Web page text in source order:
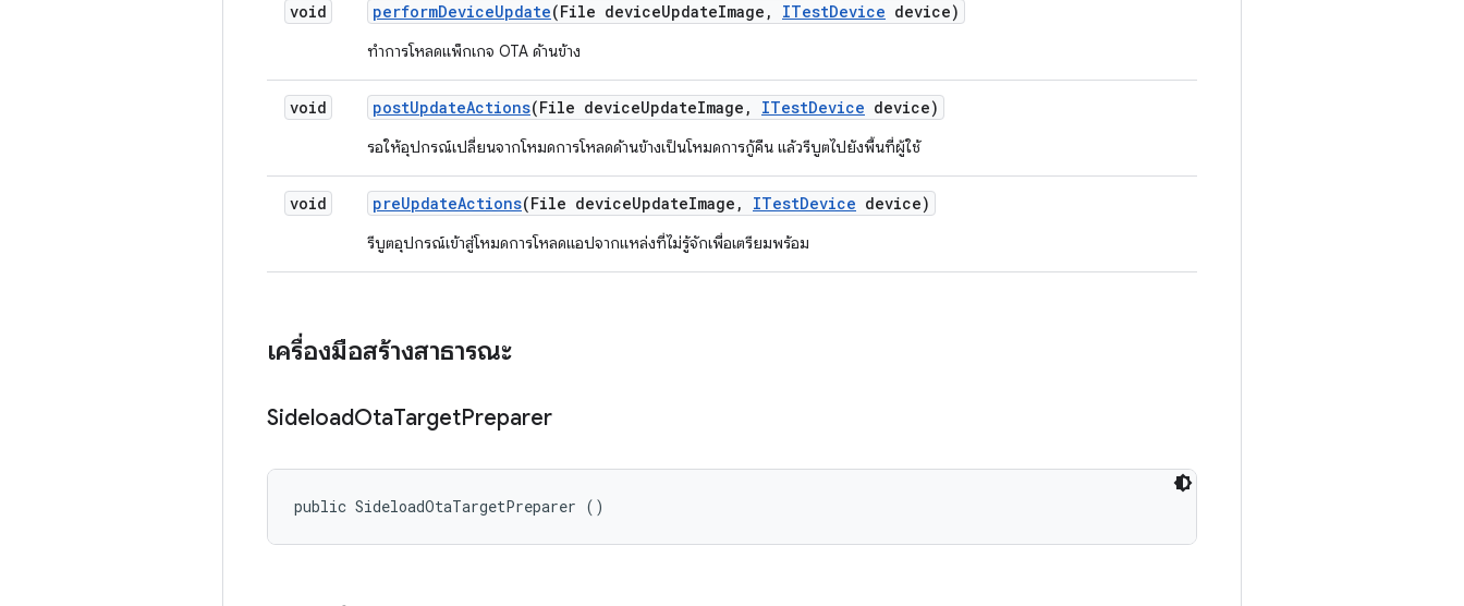
void performDeviceUpdate(File deviceUpdateImage , ITestDevice device)
ทำการโหลดแพ็กเกจ OTA ด้านข้าง
void postUpdateActions(File deviceUpdateImage , ITestDevice device)
รอให้อุปกรณ์เปลี่ยนจากโหมดการโหลดด้านข้างเป็นโหมดการกู้คืน แล้วรีบูตไปยังพื้นที่ผู้ใช้
void preUpdateActions(File deviceUpdateImage , ITestDevice device)
รีบูตอุปกรณ์เข้าสู่โหมดการโหลดแอปจากแหล่งที่ไม่รู้จักเพื่อเตรียมพร้อม
เครื่องมือสร้างสาธารณะ
SideloadOtaTargetPreparer
public SideloadOtaTargetPreparer ()